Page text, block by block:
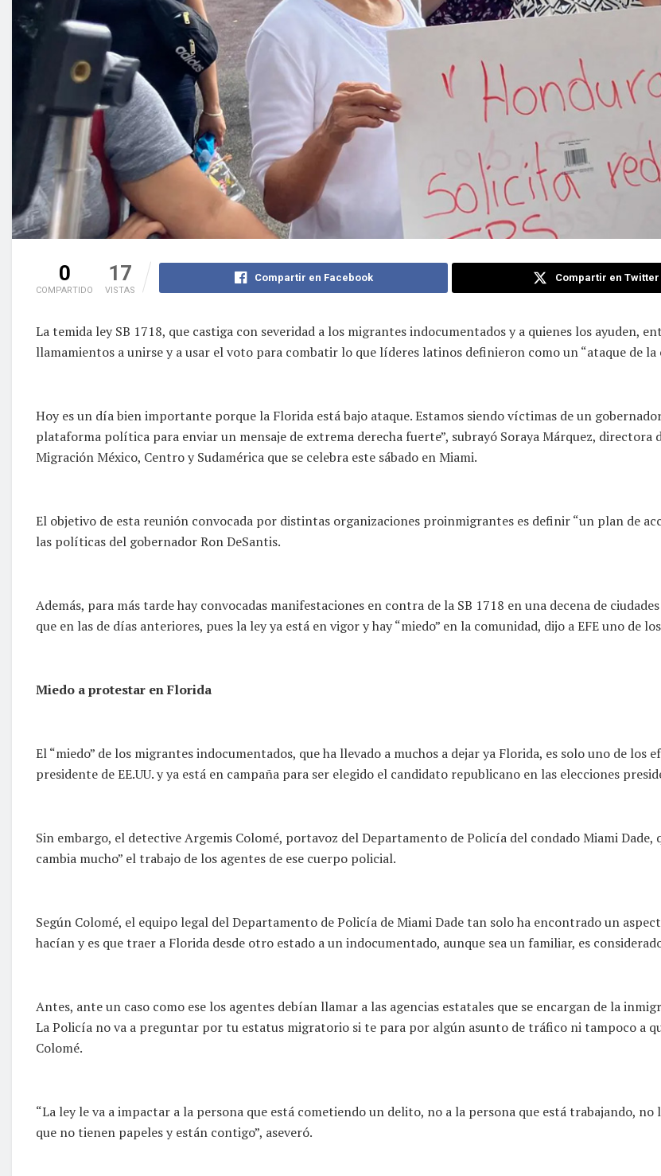
0
COMPARTIDO
17
VISTAS
Compartir en Facebook Compartir en Twitter
La temida ley SB 1718, que castiga con severidad a los migrantes indocumentados y a quienes los ayuden,
llamamientos a unirse y a usar el voto para combatir lo que líderes latinos definieron como un “ataque de la
Hoy es un día bien importante porque la Florida está bajo ataque. Estamos siendo víctimas de un
plataforma política para enviar un mensaje de extrema derecha fuerte”, subrayó Soraya Márquez, directora
Migración México, Centro y Sudamérica que se celebra este sábado en Miami.
El objetivo de esta reunión convocada por distintas organizaciones proinmigrantes es definir “un plan de
las políticas del gobernador Ron DeSantis.
Además, para más tarde hay convocadas manifestaciones en contra de la SB 1718 en una decena de
que en las de días anteriores, pues la ley ya está en vigor y hay “miedo” en la comunidad, dijo a EFE uno de
Miedo a protestar en Florida
El “miedo” de los migrantes indocumentados, que ha llevado a muchos a dejar ya Florida, es solo uno de
presidente de EE.UU. y ya está en campaña para ser elegido el candidato republicano en las elecciones
Sin embargo, el detective Argemis Colomé, portavoz del Departamento de Policía del condado Miami Dade,
cambia mucho” el trabajo de los agentes de ese cuerpo policial.
Según Colomé, el equipo legal del Departamento de Policía de Miami Dade tan solo ha encontrado un
hacían y es que traer a Florida desde otro estado a un indocumentado, aunque sea un familiar, es
Antes, ante un caso como ese los agentes debían llamar a las agencias estatales que se encargan de la
La Policía no va a preguntar por tu estatus migratorio si te para por algún asunto de tráfico ni tampoco a
Colomé.
“La ley le va a impactar a la persona que está cometiendo un delito, no a la persona que está trabajando,
que no tienen papeles y están contigo”, aseveró.